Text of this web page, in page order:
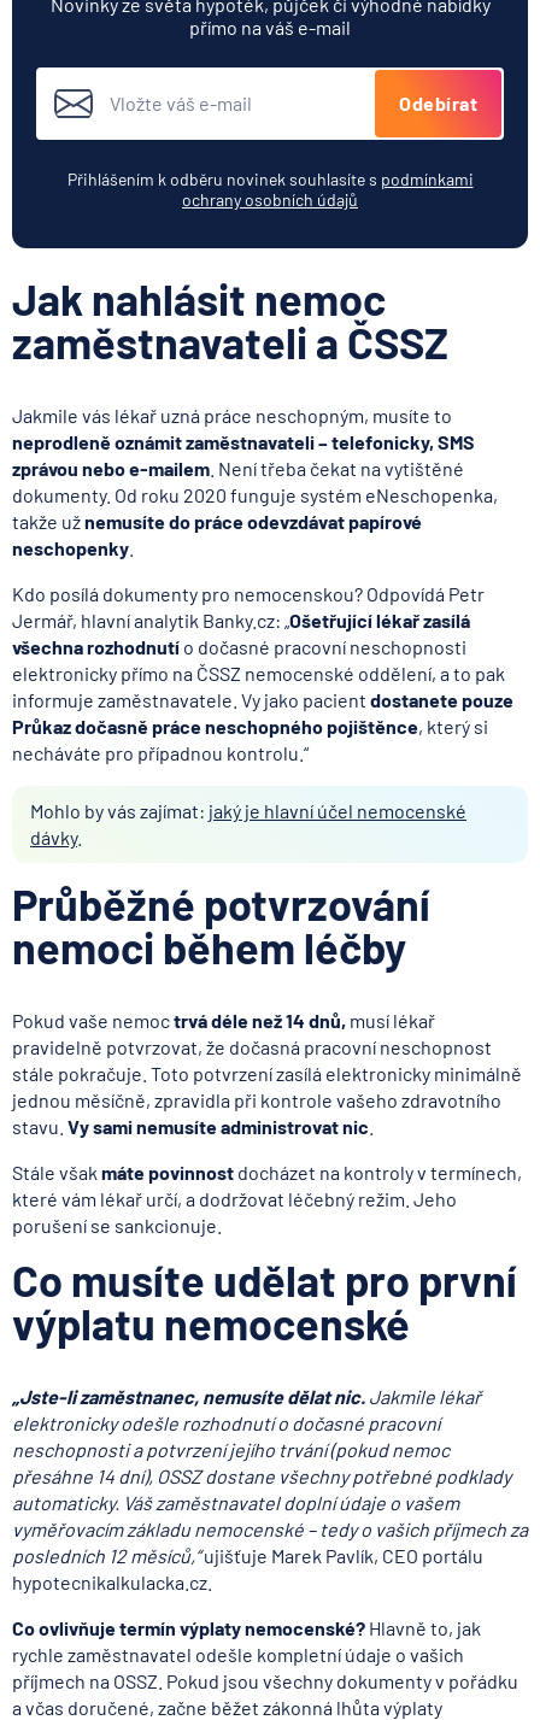
přímo na váš e-mail
Odebírat
Přihlášením k odběru novinek souhlasíte s podmínkami
ochrany osobních údajů
Jak nahlásit nemoc
zaměstnavateli a ČSSZ
Jakmile vás lékař uzná práce neschopným, musíte to
neprodleně oznámit zaměstnavateli – telefonicky, SMS
zprávou nebo e-mailem . Není třeba čekat na vytištěné
dokumenty. Od roku 2020 funguje systém eNeschopenka,
takže užnemusíte do práce odevzdávat papírové
neschopenky
Kdo posílá dokumenty pro nemocenskou? Odpovídá Petr
Jermář, hlavní analytik Banky.cz: „ Ošetřující lékař zasílá
všechna rozhodnutí o dočasné pracovní neschopnosti
elektronicky přímo na ČSSZ nemocenské oddělení, a to pak
informuje zaměstnavatele. Vy jako pacient dostanete pouze
Průkaz dočasně práce neschopného pojištěnce, který si
necháváte pro případnou kontrolu.“
Mohlo by vás zajímat: jaký je hlavní účel nemocenské
dávky.
Průběžné potvrzování
nemoci během léčby
Pokud vaše nemoctrvá déle než 14 dnů, musí lékař
pravidelně potvrzovat, že dočasná pracovní neschopnost
stále pokračuje. Toto potvrzení zasílá elektronicky minimálně
jednou měsíčně, zpravidla při kontrole vašeho zdravotního
stavu. Vy sami nemusíte administrovat nic
Stále však máte povinnost docházet na kontroly v termínech,
které vám lékař určí, a dodržovat léčebný režim. Jeho
porušení se sankcionuje.
Co musíte udělat pro první
výplatu nemocenské
Jste-li zaměstnanec, nemusíte dělat nic. Jakmile lékař
elektronicky odešle rozhodnutí o dočasné pracovní
neschopnosti a potvrzení jejího trvání (pokud nemoc
přesáhne 14 dní), OSSZ dostane všechny potřebné podklady
automaticky. Váš zaměstnavatel doplní údaje o vašem
vyměřovacím základu nemocenské – tedy o vašich příjmech za
posledních 12 měsíců,“ujišťuje Marek Pavlík, CEO portálu
hypotecnikalkulacka.cz.
Co ovlivňuje termín výplaty nemocenské? Hlavně to, jak
rychle zaměstnavatel odešle kompletní údaje o vašich
příjmech na OSSZ. Pokud jsou všechny dokumenty v pořádku
a včas doručené, začne běžet zákonná lhůta výplaty